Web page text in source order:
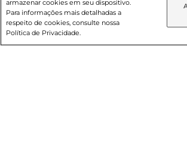
Entrega em casa Retire
© 2026 Copyright. Todos os
reservados Prezunic.
armazenar cookies em seu dispositivo.
Para informações mais detalhadas a
respeito de cookies, consulte nossa
Política de Privacidade.